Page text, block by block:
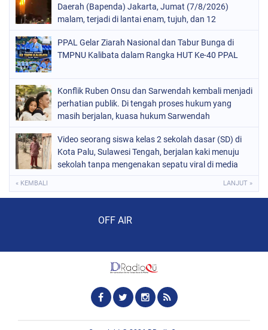
Daerah (Bapenda) Jakarta, Jumat (7/8/2026)
malam, terjadi di lantai enam, tujuh, dan 12
PPAL Gelar Ziarah Nasional dan Tabur Bunga di
TMPNU Kalibata dalam Rangka HUT Ke-40 PPAL
Konflik Ruben Onsu dan Sarwendah kembali menjadi
perhatian publik. Di tengah proses hukum yang
masih berjalan, kuasa hukum Sarwendah
Video seorang siswa kelas 2 sekolah dasar (SD) di
Kota Palu, Sulawesi Tengah, berjalan kaki menuju
sekolah tanpa mengenakan sepatu viral di media
« KEMBALI LANJUT »
OFF AIR